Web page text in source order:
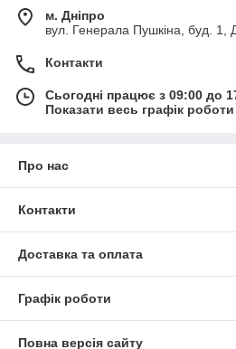
м. Дніпро
вул. Генерала Пушкіна, буд. 1,
Контакти
Сьогодні працює з 09:00 до
Показати весь графік роботи
Про нас
Контакти
Доставка та оплата
Графік роботи
Повна версія сайту